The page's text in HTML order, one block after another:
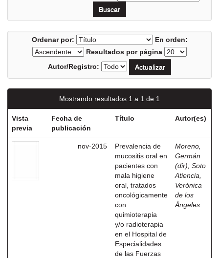
Ordenar por:
En orden:
Resultados por página
Autor/Registro:
Mostrando resultados 1 a 1 de 1
Vista
previa
Fecha de
publicación
Título Autor(es)
nov-2015
Prevalencia de
mucositis oral en
pacientes con
mala higiene
oral, tratados
oncológicamente
con
quimioterapia
y/o radioterapia
en el Hospital de
Especialidades
de las Fuerzas
Moreno,
Germán
(dir); Soto
Atiencia,
Verónica
de los
Ángeles